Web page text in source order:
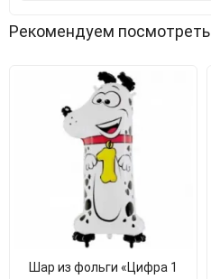
Рекомендуем посмотреть
Шар из фольги «Цифра 1